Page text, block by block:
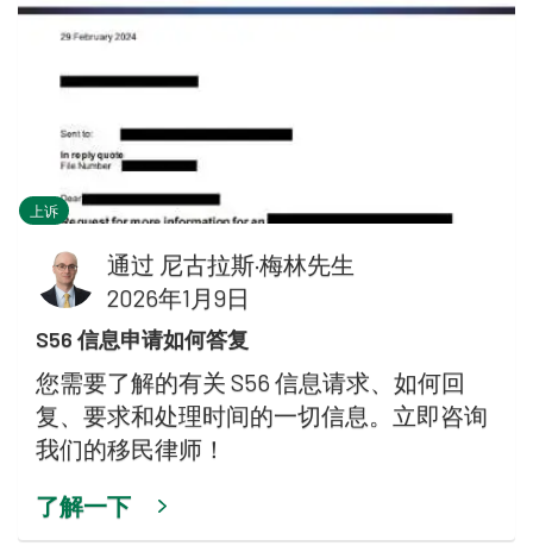
上诉
通过 尼古拉斯·梅林先生
2026年1月9日
S56 信息申请如何答复
您需要了解的有关 S56 信息请求、如何回
复、要求和处理时间的一切信息。立即咨询
我们的移民律师！
了解一下